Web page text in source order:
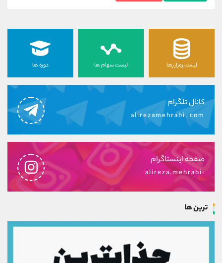
لیست رمزارزها لیست سهام ها دوره ها
کانال تلگرام
alirezamehrabi_com
صفحه اینستاگرام
alireza.mehrabii
ترین ها